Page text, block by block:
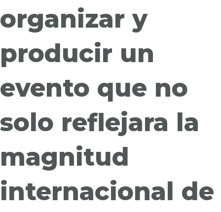
organizar y
producir un
evento que no
solo reflejara la
magnitud
internacional de